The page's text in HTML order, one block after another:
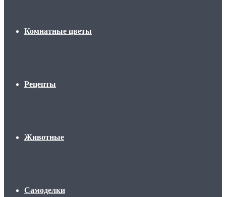
Комнатные цветы
Рецепты
Животные
Самоделки